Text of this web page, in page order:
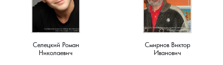
Селецкий Роман
Николаевич
Смирнов Виктор
Иванович
Семинова гора, погост
Сергеиха, деревня